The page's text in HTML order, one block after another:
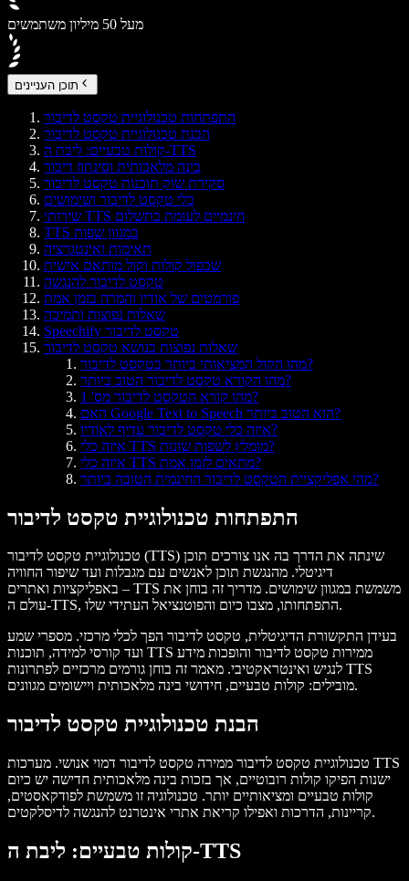
מעל 50 מיליון משתמשים
תוכן העניינים
התפתחות טכנולוגיית טקסט לדיבור
הבנת טכנולוגיית טקסט לדיבור
קולות טבעיים: ליבת ה-TTS
בינה מלאכותית וסינתוז דיבור
סקירת שוק תוכנות טקסט לדיבור
כלי טקסט לדיבור ושימושים
שירותי TTS חינמיים לעומת בתשלום
TTS במגוון שפות
תאימות ואינטגרציה
שכפול קולות וקול מותאם אישית
טקסט לדיבור להנגשה
פורמטים של אודיו והמרה בזמן אמת
שאלות נפוצות ותמיכה
Speechify טקסט לדיבור
שאלות נפוצות בנושא טקסט לדיבור
מהו הקול המציאותי ביותר בטקסט לדיבור?
מהו הקורא טקסט לדיבור הטוב ביותר?
מהו קורא הטקסט לדיבור מס' 1?
האם Google Text to Speech הוא הטוב ביותר?
איזה כלי טקסט לדיבור עדיף לאודיו?
איזה כלי TTS מומלץ לשפות שונות?
איזה כלי TTS מתאים לזמן אמת?
מהי אפליקציית הטקסט לדיבור החינמית הטובה ביותר?
התפתחות טכנולוגיית טקסט לדיבור
טכנולוגיית טקסט לדיבור (TTS) שינתה את הדרך בה אנו צורכים תוכן
דיגיטלי. מהנגשת תוכן לאנשים עם מגבלות ועד שיפור החוויה
באפליקציות ואתרים – TTS משמשת במגוון שימושים. מדריך זה בוחן את
עולם ה-TTS, התפתחותו, מצבו כיום והפוטנציאל העתידי שלו.
בעידן התקשורת הדיגיטלית, טקסט לדיבור הפך לכלי מרכזי. מספרי שמע
ועד קורסי למידה, תוכנות TTS ממירות טקסט לדיבור והופכות מידע
לנגיש ואינטראקטיבי. מאמר זה בוחן גורמים מרכזיים לפתרונות TTS
מובילים: קולות טבעיים, חידושי בינה מלאכותית ויישומים מגוונים.
הבנת טכנולוגיית טקסט לדיבור
טכנולוגיית טקסט לדיבור ממירה טקסט לדיבור דמוי אנושי. מערכות TTS
ישנות הפיקו קולות רובוטיים, אך בזכות בינה מלאכותית חדישה יש כיום
קולות טבעיים ומציאותיים יותר. טכנולוגיה זו משמשת לפודקאסטים,
קריינות, הדרכות ואפילו קריאת אתרי אינטרנט להנגשה לדיסלקטים.
קולות טבעיים: ליבת ה-TTS